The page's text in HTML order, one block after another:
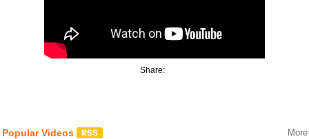
Share:
Popular Videos More